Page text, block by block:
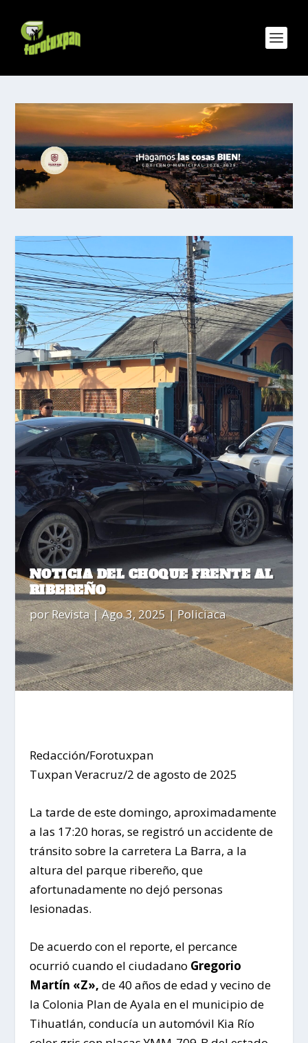
NOTICIA DEL CHOQUE FRENTE AL
RIBEREÑO
porRevista|Ago 3, 2025| Policiaca
Redacción/Forotuxpan
Tuxpan Veracruz/2 de agosto de 2025
La tarde de este domingo, aproximadamente
a las 17:20 horas, se registró un accidente de
tránsito sobre la carretera La Barra, a la
altura del parque ribereño, que
afortunadamente no dejó personas
lesionadas.
De acuerdo con el reporte, el percance
ocurrió cuando el ciudadano Gregorio
Martín «Z», de 40 años de edad y vecino de
la Colonia Plan de Ayala en el municipio de
Tihuatlán, conducía un automóvil Kia Río